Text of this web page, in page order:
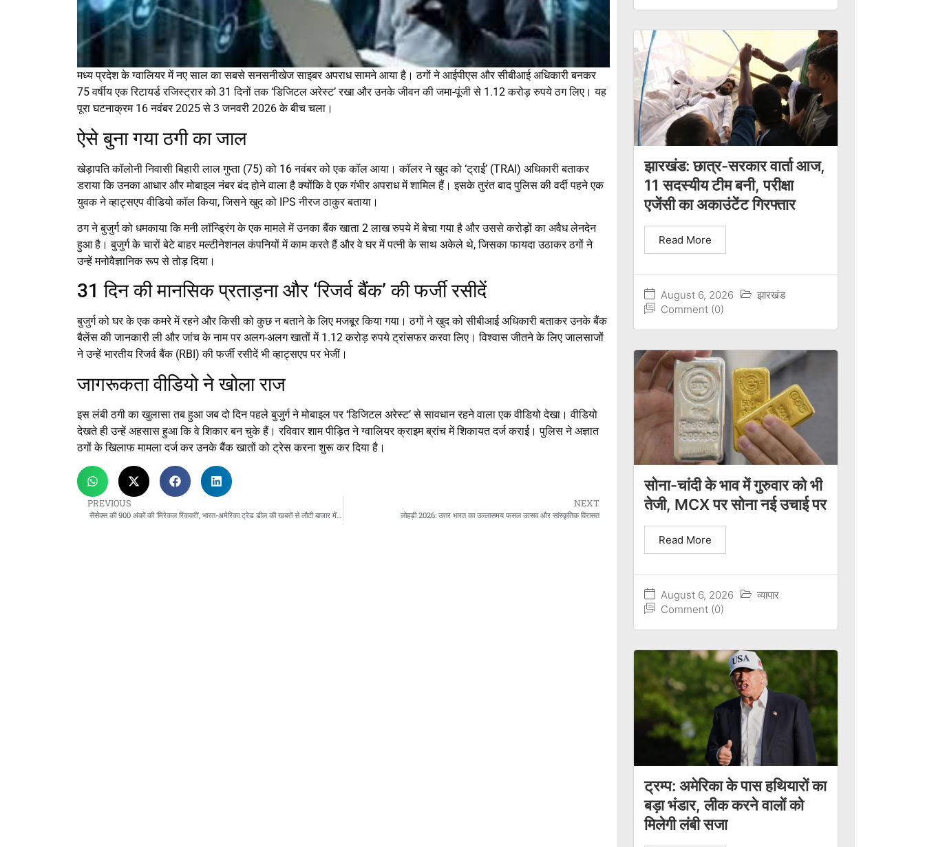
मध्य प्रदेश के ग्वालियर में नए साल का सबसे सनसनीखेज साइबर अपराध सामने आया है। ठगों ने आईपीएस और सीबीआई अधिकारी बनकर
75 वर्षीय एक रिटायर्ड रजिस्ट्रार को 31 दिनों तक ‘डिजिटल अरेस्ट’ रखा और उनके जीवन की जमा-पूंजी से 1.12 करोड़ रुपये ठग लिए। यह
पूरा घटनाक्रम 16 नवंबर 2025 से 3 जनवरी 2026 के बीच चला।
ऐसे बुना गया ठगी का जाल
खेड़ापति कॉलोनी निवासी बिहारी लाल गुप्ता (75) को 16 नवंबर को एक कॉल आया। कॉलर ने खुद को ‘ट्राई’ (TRAI) अधिकारी बताकर
डराया कि उनका आधार और मोबाइल नंबर बंद होने वाला है क्योंकि वे एक गंभीर अपराध में शामिल हैं। इसके तुरंत बाद पुलिस की वर्दी पहने एक
युवक ने व्हाट्सएप वीडियो कॉल किया, जिसने खुद को IPS नीरज ठाकुर बताया।
ठग ने बुजुर्ग को धमकाया कि मनी लॉन्ड्रिंग के एक मामले में उनका बैंक खाता 2 लाख रुपये में बेचा गया है और उससे करोड़ों का अवैध लेनदेन
हुआ है। बुजुर्ग के चारों बेटे बाहर मल्टीनेशनल कंपनियों में काम करते हैं और वे घर में पत्नी के साथ अकेले थे, जिसका फायदा उठाकर ठगों ने
उन्हें मनोवैज्ञानिक रूप से तोड़ दिया।
31 दिन की मानसिक प्रताड़ना और ‘रिजर्व बैंक’ की फर्जी रसीदें
बुजुर्ग को घर के एक कमरे में रहने और किसी को कुछ न बताने के लिए मजबूर किया गया। ठगों ने खुद को सीबीआई अधिकारी बताकर उनके बैंक
बैलेंस की जानकारी ली और जांच के नाम पर अलग-अलग खातों में 1.12 करोड़ रुपये ट्रांसफर करवा लिए। विश्वास जीतने के लिए जालसाजों
ने उन्हें भारतीय रिजर्व बैंक (RBI) की फर्जी रसीदें भी व्हाट्सएप पर भेजीं।
जागरूकता वीडियो ने खोला राज
इस लंबी ठगी का खुलासा तब हुआ जब दो दिन पहले बुजुर्ग ने मोबाइल पर ‘डिजिटल अरेस्ट’ से सावधान रहने वाला एक वीडियो देखा। वीडियो
देखते ही उन्हें अहसास हुआ कि वे शिकार बन चुके हैं। रविवार शाम पीड़ित ने ग्वालियर क्राइम ब्रांच में शिकायत दर्ज कराई। पुलिस ने अज्ञात
ठगों के खिलाफ मामला दर्ज कर उनके बैंक खातों को ट्रेस करना शुरू कर दिया है।
PREVIOUS
सेंसेक्स की 900 अंकों की ‘मिरेकल रिकवरी’, भारत-अमेरिका ट्रेड डील की खबरों से लौटी बाजार में रौनक
NEXT
लोहड़ी 2026: उत्तर भारत का उल्लासमय फसल उत्सव और सांस्कृतिक विरासत
झारखंड: छात्र-सरकार वार्ता आज,
11 सदस्यीय टीम बनी, परीक्षा
एजेंसी का अकाउंटेंट गिरफ्तार
August 6, 2026
झारखंड
Comment (0)
Read More
सोना-चांदी के भाव में गुरुवार को भी
तेजी, MCX पर सोना नई उचाई पर
August 6, 2026
व्यापार
Comment (0)
Read More
ट्रम्प: अमेरिका के पास हथियारों का
बड़ा भंडार, लीक करने वालों को
मिलेगी लंबी सजा